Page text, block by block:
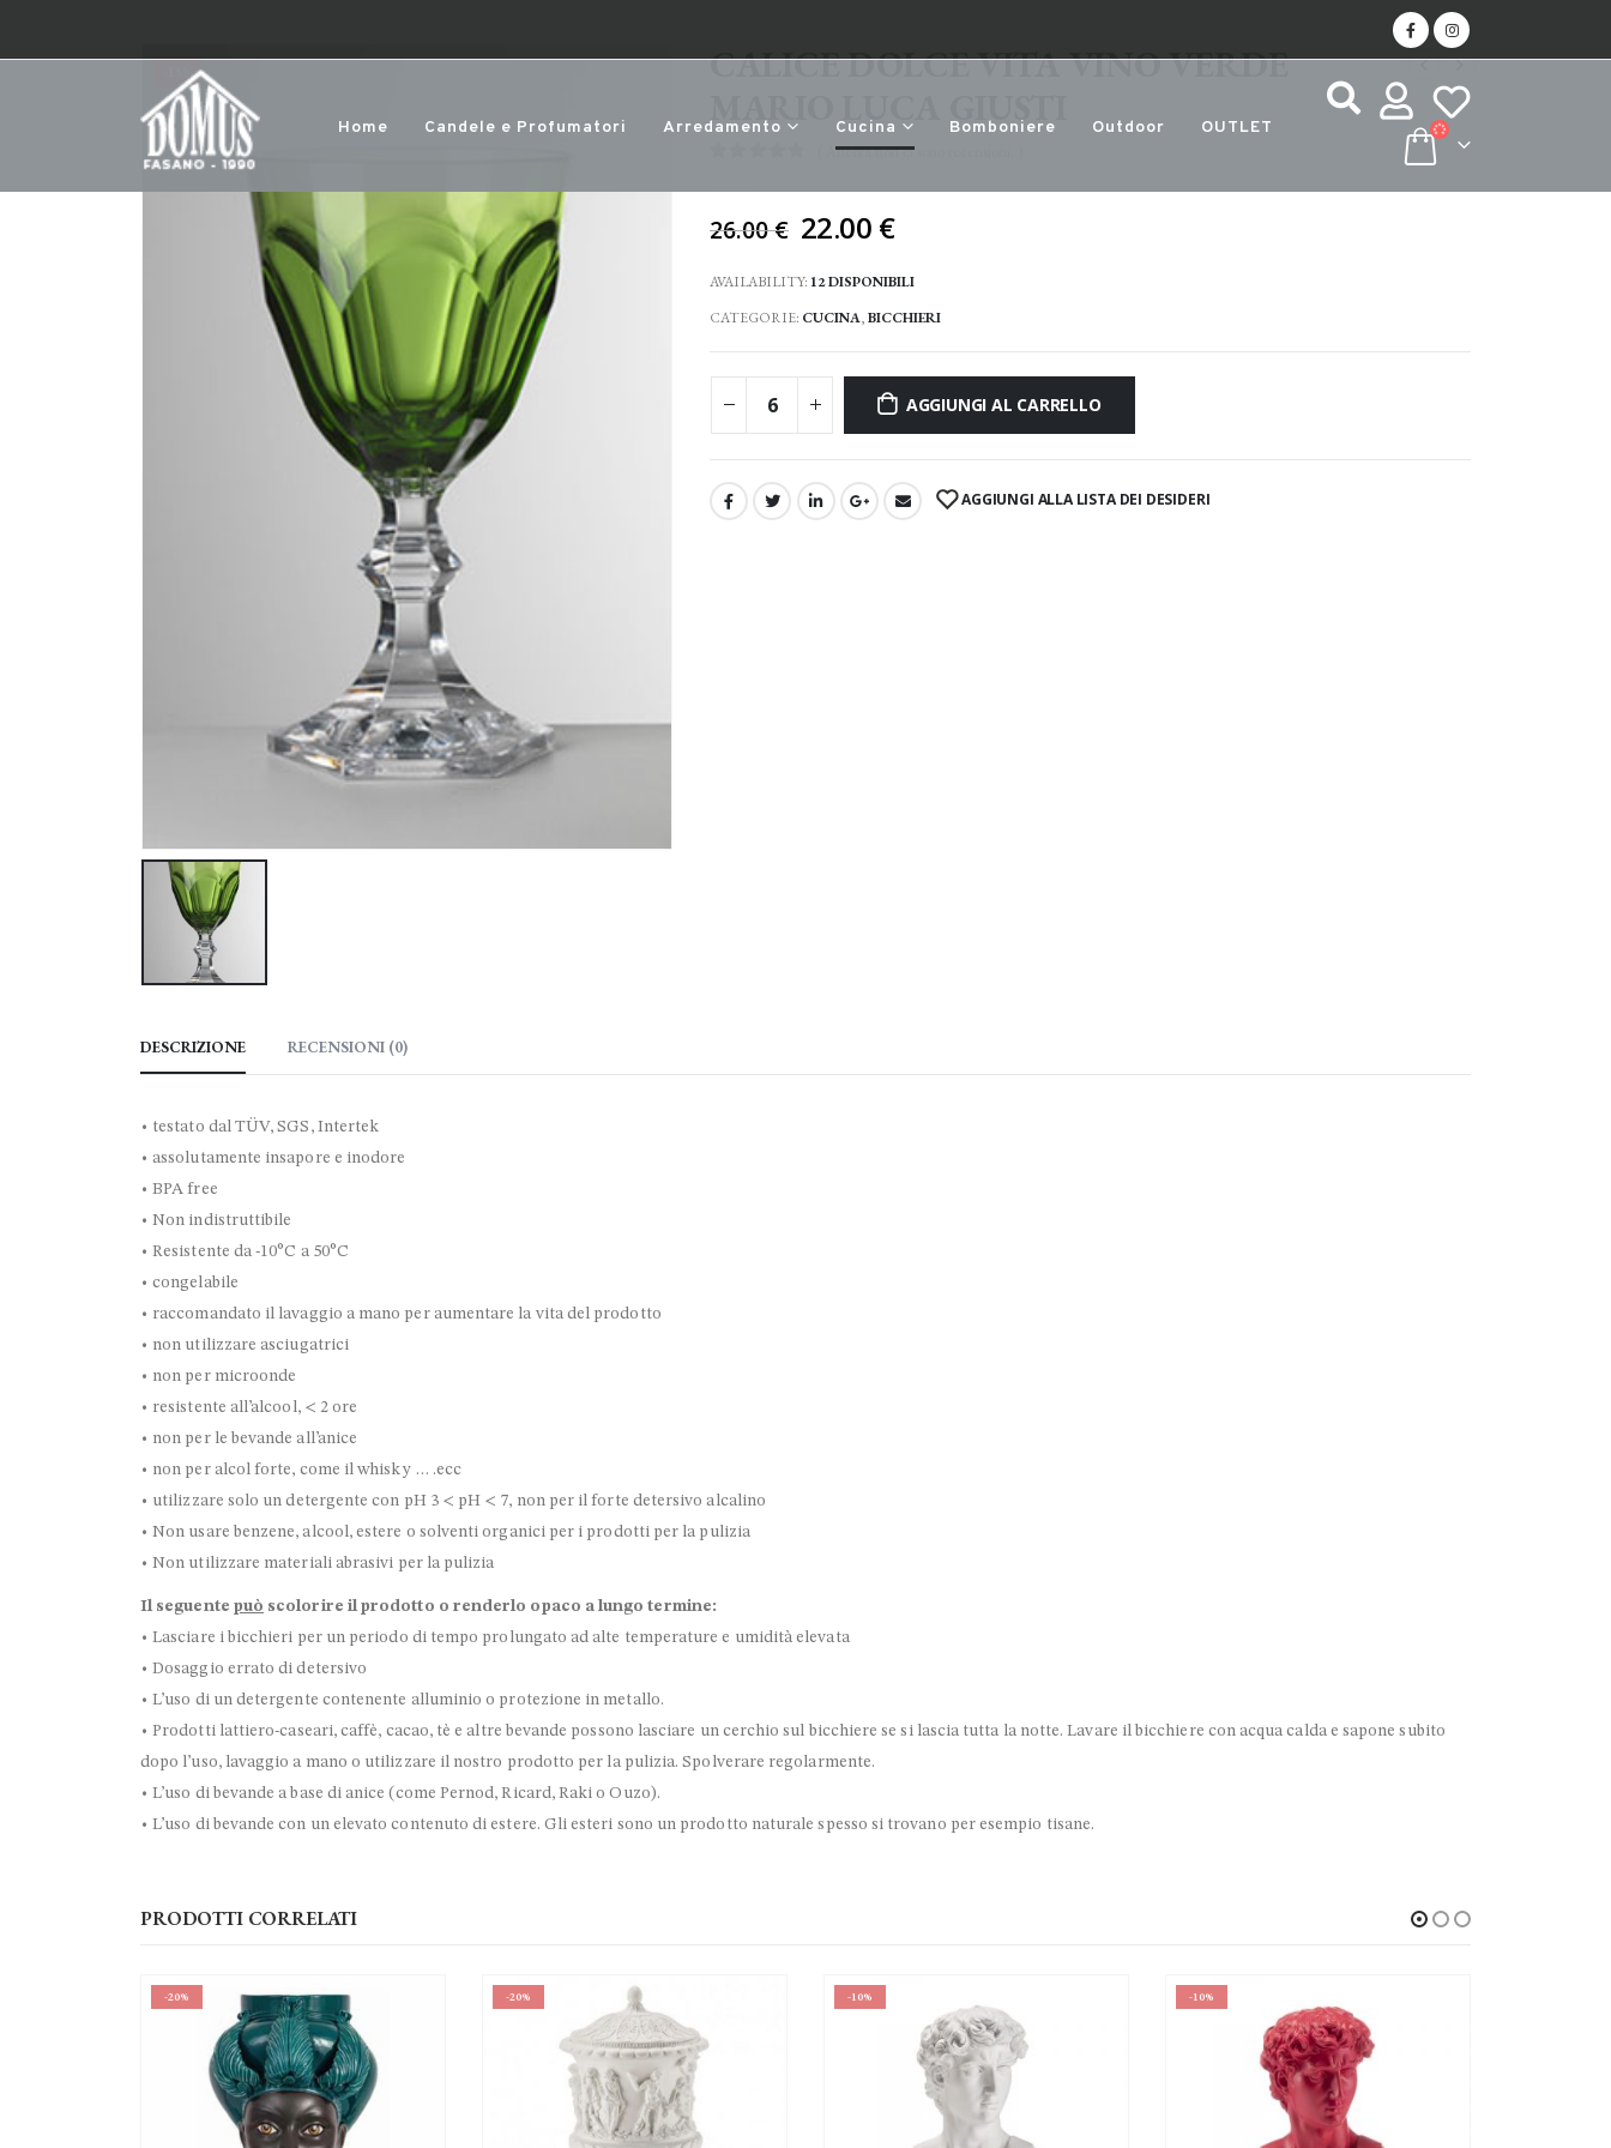
Home Candele e Profumatori Arredamento Cucina Bomboniere Outdoor OUTLET
-15%
CALICE DOLCE VITA VINO VERDE
MARIO LUCA GIUSTI
( Ancora non ci sono recensioni. )
26.00€ Il
originale
era:
26.00 €.
22.00 €
AVAILABILITY: 12 DISPONIBILI
CATEGORIE: CUCINA,BICCHIERI
AGGIUNGI AL CARRELLO
AGGIUNGI ALLA LISTA DEI DESIDERI
DESCRIZIONE RECENSIONI (0)
• testato dal TÜV, SGS, Intertek
• assolutamente insapore e inodore
• BPA free
• Non indistruttibile
• Resistente da -10°C a 50°C
• congelabile
• raccomandato il lavaggio a mano per aumentare la vita del prodotto
• non utilizzare asciugatrici
• non per microonde
• resistente all’alcool, < 2 ore
• non per le bevande all’anice
• non per alcol forte, come il whisky … .ecc
• utilizzare solo un detergente con pH 3 < pH < 7, non per il forte detersivo alcalino
• Non usare benzene, alcool, estere o solventi organici per i prodotti per la pulizia
• Non utilizzare materiali abrasivi per la pulizia
Il seguente può scolorire il prodotto o renderlo opaco a lungo termine:
• Lasciare i bicchieri per un periodo di tempo prolungato ad alte temperature e umidità elevata
• Dosaggio errato di detersivo
• L’uso di un detergente contenente alluminio o protezione in metallo.
• Prodotti lattiero-caseari, caffè, cacao, tè e altre bevande possono lasciare un cerchio sul bicchiere se si lascia tutta la notte. Lavare il bicchiere con acqua calda e sapone subito
dopo l’uso, lavaggio a mano o utilizzare il nostro prodotto per la pulizia. Spolverare regolarmente.
• L’uso di bevande a base di anice (come Pernod, Ricard, Raki o Ouzo).
• L’uso di bevande con un elevato contenuto di estere. Gli esteri sono un prodotto naturale spesso si trovano per esempio tisane.
PRODOTTI CORRELATI
-20% -10% -10% -20%